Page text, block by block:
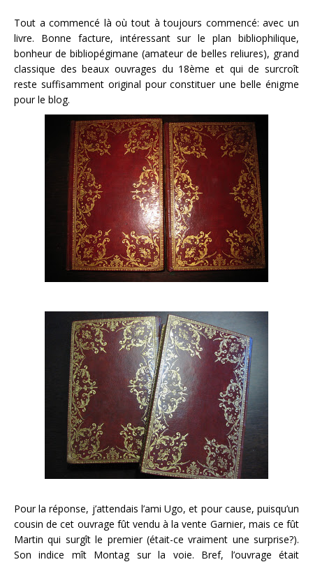
Tout a commencé là où tout à toujours commencé: avec un
livre. Bonne facture, intéressant sur le plan bibliophilique,
bonheur de bibliopégimane (amateur de belles reliures), grand
classique des beaux ouvrages du 18ème et qui de surcroît
reste suffisamment original pour constituer une belle énigme
pour le blog.
Pour la réponse, j’attendais l’ami Ugo, et pour cause, puisqu’un
cousin de cet ouvrage fût vendu à la vente Garnier, mais ce fût
Martin qui surgît le premier (était-ce vraiment une surprise?).
Son indice mît Montag sur la voie. Bref, l’ouvrage était